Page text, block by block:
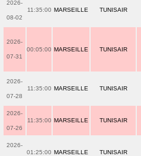
2026-
08-02
11:35:00 MARSEILLE TUNISAIR
2026-
07-31
00:05:00 MARSEILLE TUNISAIR
2026-
07-28
11:35:00 MARSEILLE TUNISAIR
2026-
07-26
11:35:00 MARSEILLE TUNISAIR
2026-
01:25:00 MARSEILLE TUNISAIR